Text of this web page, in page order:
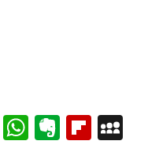
Li W E Fl